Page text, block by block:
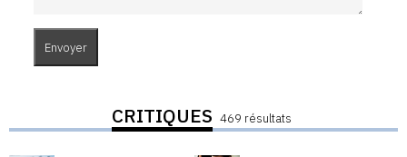
CRITIQUES 469 résultats